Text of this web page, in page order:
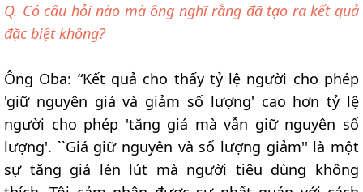
Q. Có câu hỏi nào mà ông nghĩ rằng đã tạo ra kết quả
đặc biệt không?
Ông Oba: “Kết quả cho thấy tỷ lệ người cho phép
'giữ nguyên giá và giảm số lượng' cao hơn tỷ lệ
người cho phép 'tăng giá mà vẫn giữ nguyên số
lượng'. ``Giá giữ nguyên và số lượng giảm'' là một
sự tăng giá lén lút mà người tiêu dùng không